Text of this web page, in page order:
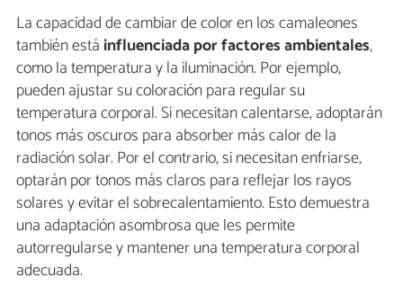
La capacidad de cambiar de color en los camaleones
también está influenciada por factores ambientales,
como la temperatura y la iluminación. Por ejemplo,
pueden ajustar su coloración para regular su
temperatura corporal. Si necesitan calentarse, adoptarán
tonos más oscuros para absorber más calor de la
radiación solar. Por el contrario, si necesitan enfriarse,
optarán por tonos más claros para reflejar los rayos
solares y evitar el sobrecalentamiento. Esto demuestra
una adaptación asombrosa que les permite
autorregularse y mantener una temperatura corporal
adecuada.